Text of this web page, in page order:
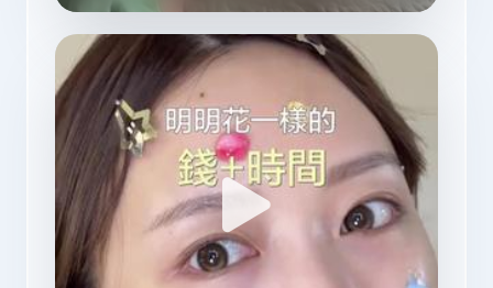
價錢：訂造枕頭設有33,000円及44,000円版本
建議出發前先到官方網站確認營業時間及預約名額。
medicube 總公司！
原來除咗有 Cafe 之外，
竟然仲有…
📸 人生四格 Photo Booth
☕️ 員工 Cafe
💆🏻‍♀️ 每月真人按摩福利
✨ 仲有好多令員工返工更舒服、更有幸福感嘅小細節。
睇完真係明白點解韓國人咁重視「公司福利」，有時留
住員工嘅，唔單止係人工，而係每日返工嘅體驗。😂